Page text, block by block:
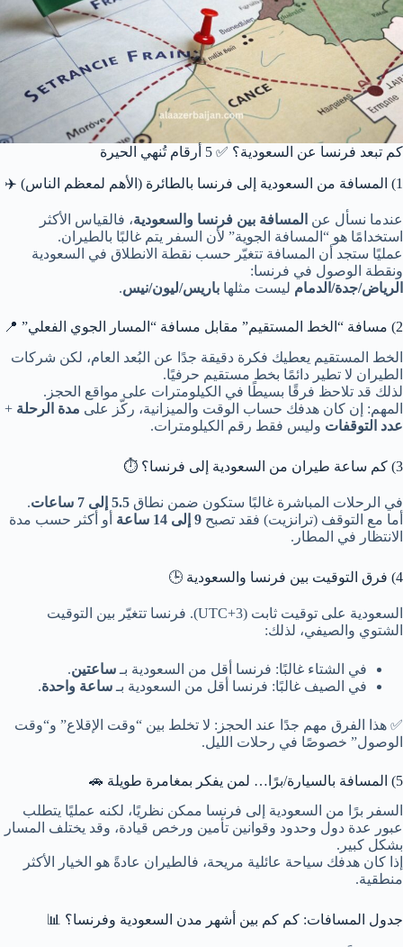
كم تبعد فرنسا عن السعودية؟ ✅ 5 أرقام تُنهي الحيرة
1) المسافة من السعودية إلى فرنسا بالطائرة (الأهم لمعظم الناس) ✈️
عندما نسأل عن المسافة بين فرنسا والسعودية، فالقياس الأكثر
استخدامًا هو “المسافة الجوية” لأن السفر يتم غالبًا بالطيران.
عمليًا ستجد أن المسافة تتغيّر حسب نقطة الانطلاق في السعودية
ونقطة الوصول في فرنسا:
الرياض/جدة/الدمام ليست مثلها باريس/ليون/نيس.
2) مسافة “الخط المستقيم” مقابل مسافة “المسار الجوي الفعلي” 📍
الخط المستقيم يعطيك فكرة دقيقة جدًا عن البُعد العام، لكن شركات
الطيران لا تطير دائمًا بخط مستقيم حرفيًا.
لذلك قد تلاحظ فرقًا بسيطًا في الكيلومترات على مواقع الحجز.
المهم: إن كان هدفك حساب الوقت والميزانية، ركّز على مدة الرحلة +
عدد التوقفات وليس فقط رقم الكيلومترات.
3) كم ساعة طيران من السعودية إلى فرنسا؟ ⏱️
في الرحلات المباشرة غالبًا ستكون ضمن نطاق 5.5 إلى 7 ساعات
.
أما مع التوقف (ترانزيت) فقد تصبح 9 إلى 14 ساعة
أو أكثر حسب مدة
الانتظار في المطار.
4) فرق التوقيت بين فرنسا والسعودية 🕒
السعودية على توقيت ثابت (UTC+3). فرنسا تتغيّر بين التوقيت
الشتوي والصيفي، لذلك:
في الشتاء غالبًا: فرنسا أقل من السعودية بـ ساعتين.
في الصيف غالبًا: فرنسا أقل من السعودية بـ ساعة واحدة.
✅ هذا الفرق مهم جدًا عند الحجز: لا تخلط بين “وقت الإقلاع” و“وقت
الوصول” خصوصًا في رحلات الليل.
5) المسافة بالسيارة/برًا… لمن يفكر بمغامرة طويلة 🚗
السفر برًا من السعودية إلى فرنسا ممكن نظريًا، لكنه عمليًا يتطلب
عبور عدة دول وحدود وقوانين تأمين ورخص قيادة، وقد يختلف المسار
بشكل كبير.
إذا كان هدفك سياحة عائلية مريحة، فالطيران عادةً هو الخيار الأكثر
منطقية.
جدول المسافات: كم كم بين أشهر مدن السعودية وفرنسا؟ 📊